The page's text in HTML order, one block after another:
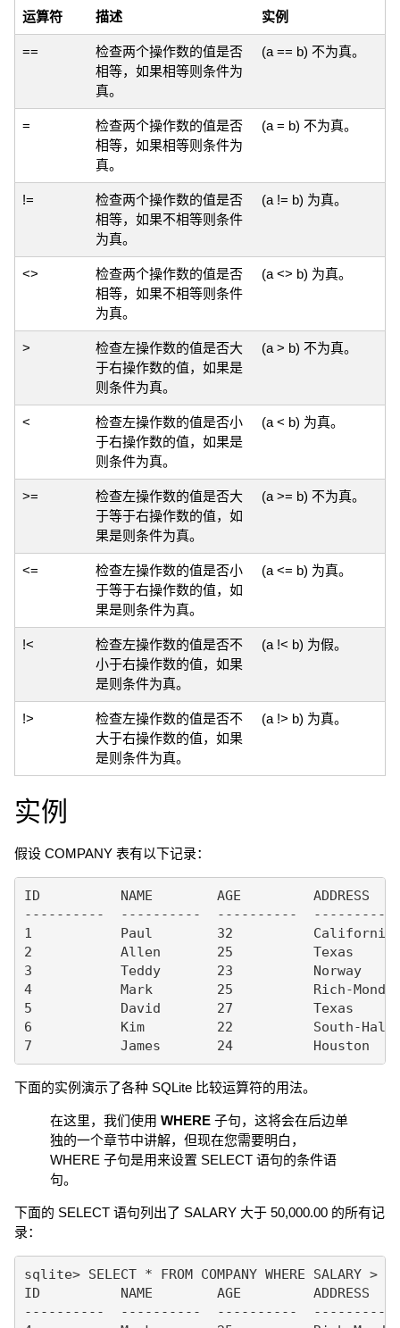
运算符 描述 实例
==
检查两个操作数的值是否
相等，如果相等则条件为
真。
(a == b) 不为真。
=
检查两个操作数的值是否
相等，如果相等则条件为
真。
(a = b) 不为真。
!=
检查两个操作数的值是否
相等，如果不相等则条件
为真。
(a != b) 为真。
<>
检查两个操作数的值是否
相等，如果不相等则条件
为真。
(a <> b) 为真。
>
检查左操作数的值是否大
于右操作数的值，如果是
则条件为真。
(a > b) 不为真。
<
检查左操作数的值是否小
于右操作数的值，如果是
则条件为真。
(a < b) 为真。
>=
检查左操作数的值是否大
于等于右操作数的值，如
果是则条件为真。
(a >= b) 不为真。
<=
检查左操作数的值是否小
于等于右操作数的值，如
果是则条件为真。
(a <= b) 为真。
!<
检查左操作数的值是否不
小于右操作数的值，如果
是则条件为真。
(a !< b) 为假。
!>
检查左操作数的值是否不
大于右操作数的值，如果
是则条件为真。
(a !> b) 为真。
实例
假设 COMPANY 表有以下记录：
ID          NAME        AGE         ADDRESS
----------  ----------  ----------  ----------
1           Paul        32          California
2           Allen       25          Texas
3           Teddy       23          Norway
4           Mark        25          Rich-Mond
5           David       27          Texas
6           Kim         22          South-Hall
下面的实例演示了各种 SQLite 比较运算符的用法。
在这里，我们使用 WHERE 子句，这将会在后边单
独的一个章节中讲解，但现在您需要明白，
WHERE 子句是用来设置 SELECT 语句的条件语
句。
下面的 SELECT 语句列出了 SALARY 大于 50,000.00 的所有记
录：
sqlite> SELECT * FROM COMPANY WHERE SALARY >
ID          NAME        AGE         ADDRESS
----------  ----------  ----------  ----------